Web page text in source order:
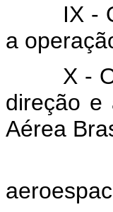
IX - O
a
X - O
direção e
Aérea
XI - O